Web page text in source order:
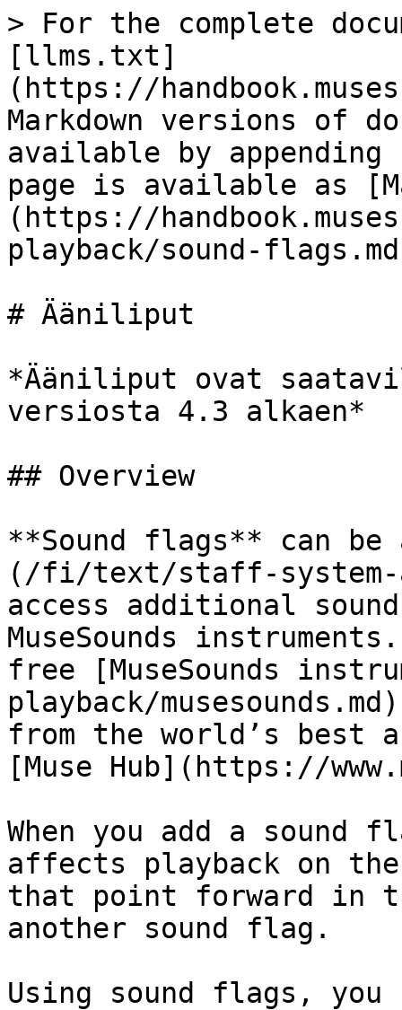
> For the complete
[llms.txt]
(https://
Markdown versions of
available by
page is available as
(https://
playback/sound-
# Ääniliput
*Ääniliput ovat
versiosta 4.3 alkaen*
## Overview
**Sound flags** can
(/fi/text/staff-system-
access additional
MuseSounds
free [MuseSounds
playback/
from the world’s best
[Muse Hub](https://
When you add a
affects playback on
that point forward in
another sound flag.
Using sound flags, you